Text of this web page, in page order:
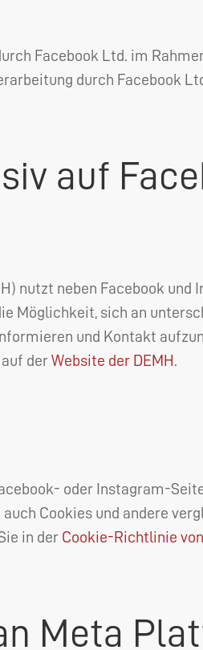
Facebook Ltd. im
durch Facebook
auf
) nutzt neben Facebook und
Möglichkeit, sich an
und Kontakt
derWebsite der DEMH .
oder Instagram-
Cookies und andere
in der Cookie-Richtlinie
Meta